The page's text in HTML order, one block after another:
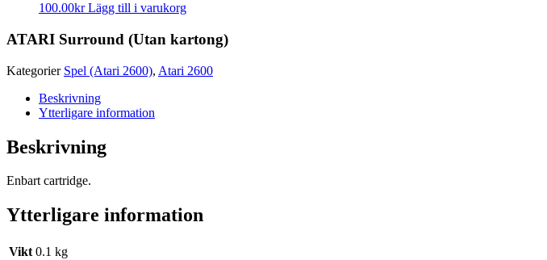
100.00kr Lägg till i varukorg
ATARI Surround (Utan kartong)
Kategorier Spel (Atari 2600), Atari 2600
Beskrivning
Ytterligare information
Beskrivning
Enbart cartridge.
Ytterligare information
Vikt 0.1 kg